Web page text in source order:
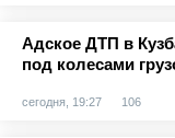
Адское ДТП в
под колесами
сегодня, 19:27 106